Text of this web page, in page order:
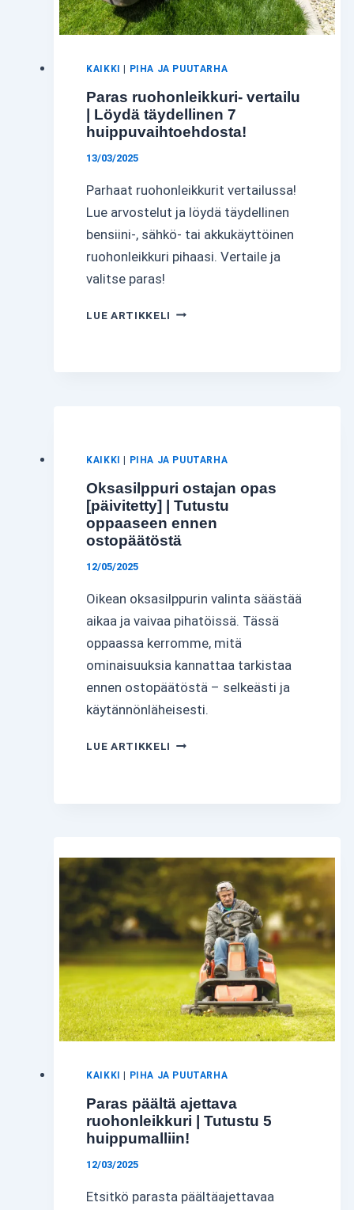
KAIKKI | PIHA JA PUUTARHA
Paras ruohonleikkuri- vertailu
| Löydä täydellinen 7
huippuvaihtoehdosta!
13/03/2025
Parhaat ruohonleikkurit vertailussa!
Lue arvostelut ja löydä täydellinen
bensiini-, sähkö- tai akkukäyttöinen
ruohonleikkuri pihaasi. Vertaile ja
valitse paras!
LUE ARTIKKELI PARAS
KAIKKI PIHA JA PUUTARHA
Oksasilppuri ostajan opas
[päivitetty] | Tutustu
oppaaseen ennen
ostopäätöstä
12/05/2025
Oikean oksasilppurin valinta säästää
aikaa ja vaivaa pihatöissä. Tässä
oppaassa kerromme, mitä
ominaisuuksia kannattaa tarkistaa
ennen ostopäätöstä – selkeästi ja
käytännönläheisesti.
LUE ARTIKKELI OKSASILPPURI
OSTOPÄÄTÖSTÄ
KAIKKI | PIHA JA PUUTARHA
Paras päältä ajettava
ruohonleikkuri | Tutustu 5
huippumalliin!
12/03/2025
Etsitkö parasta päältäajettavaa